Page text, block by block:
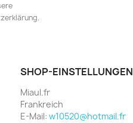
SHOP-EINSTELLUNGEN
Miaul.fr
Frankreich
E-Mail: w10520@hotmail.fr